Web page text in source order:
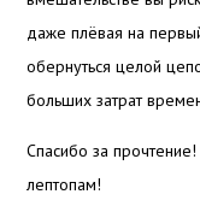
даже плёвая на
обернуться целой
больших затрат
Спасибо за
лептопам!